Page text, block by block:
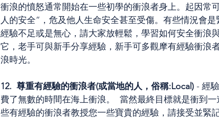
衝浪的憤怒通常開始在一些初學的衝浪者身上。起因常
人的安全”，危及他人生命安全甚至受傷。有些情況會
經驗不足或是無心，請大家放輕鬆，學習如何安全衝浪
它，老手可與新手分享經驗，新手可多觀摩有經驗衝浪
浪時光。
12.  尊重有經驗的衝浪者(或當地的人，俗稱:Local) - 經
費了無數的時間在海上衝浪。  當然最終目標就是衝到
些有經驗的衝浪者教授您一些寶貴的經驗，請接受並緊